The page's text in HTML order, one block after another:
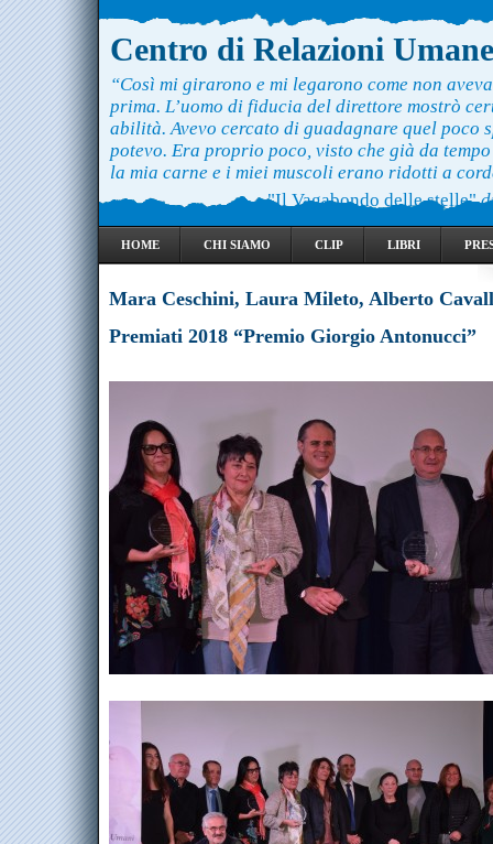
Centro di Relazioni Umane
“Così mi girarono e mi legarono come non
prima. L’uomo di fiducia del direttore mostrò
abilità. Avevo cercato di guadagnare quel poco
potevo. Era proprio poco, visto che già da
la mia carne e i miei muscoli erano ridotti a
"Il Vagabondo delle stelle"
HOME CHI SIAMO CLIP LIBRI
Mara Ceschini, Laura Mileto, Alberto
Premiati 2018 “Premio Giorgio Antonucci”